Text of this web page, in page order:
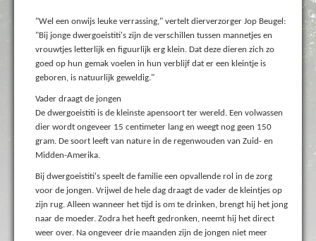
"Wel een onwijs leuke verrassing," vertelt dierverzorger Jop Beugel:
"Bij jonge dwergoeistiti's zijn de verschillen tussen mannetjes en
vrouwtjes letterlijk en figuurlijk erg klein. Dat deze dieren zich zo
goed op hun gemak voelen in hun verblijf dat er een kleintje is
geboren, is natuurlijk geweldig."
Vader draagt de jongen
De dwergoeistiti is de kleinste apensoort ter wereld. Een volwassen
dier wordt ongeveer 15 centimeter lang en weegt nog geen 150
gram. De soort leeft van nature in de regenwouden van Zuid- en
Midden-Amerika.
Bij dwergoeistiti's speelt de familie een opvallende rol in de zorg
voor de jongen. Vrijwel de hele dag draagt de vader de kleintjes op
zijn rug. Alleen wanneer het tijd is om te drinken, brengt hij het jong
naar de moeder. Zodra het heeft gedronken, neemt hij het direct
weer over. Na ongeveer drie maanden zijn de jongen niet meer